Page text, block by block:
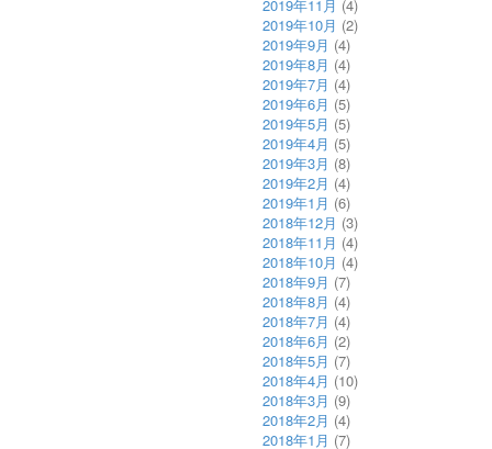
2019年11月 (4)
2019年10月 (2)
2019年9月 (4)
2019年8月 (4)
2019年7月 (4)
2019年6月 (5)
2019年5月 (5)
2019年4月 (5)
2019年3月 (8)
2019年2月 (4)
2019年1月 (6)
2018年12月 (3)
2018年11月 (4)
2018年10月 (4)
2018年9月 (7)
2018年8月 (4)
2018年7月 (4)
2018年6月 (2)
2018年5月 (7)
2018年4月 (10)
2018年3月 (9)
2018年2月 (4)
2018年1月 (7)